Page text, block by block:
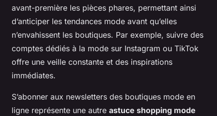
avant-première les pièces phares, permettant ainsi
d’anticiper les tendances mode avant qu’elles
n’envahissent les boutiques. Par exemple, suivre des
comptes dédiés à la mode sur Instagram ou TikTok
offre une veille constante et des inspirations
immédiates.
S’abonner aux newsletters des boutiques mode en
ligne représente une autre astuce shopping mode